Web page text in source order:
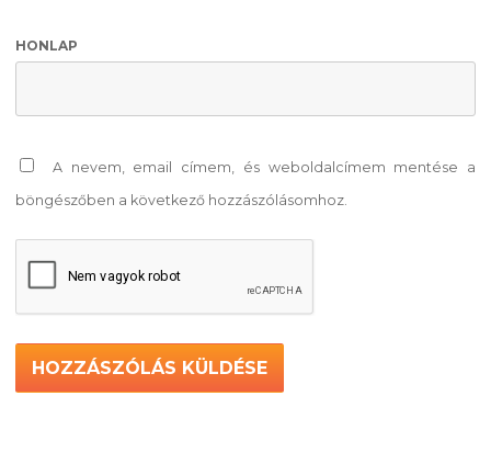
HONLAP
A nevem, email címem, és weboldalcímem mentése a
böngészőben a következő hozzászólásomhoz.